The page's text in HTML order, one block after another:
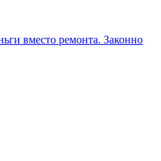
вместо ремонта. Законно